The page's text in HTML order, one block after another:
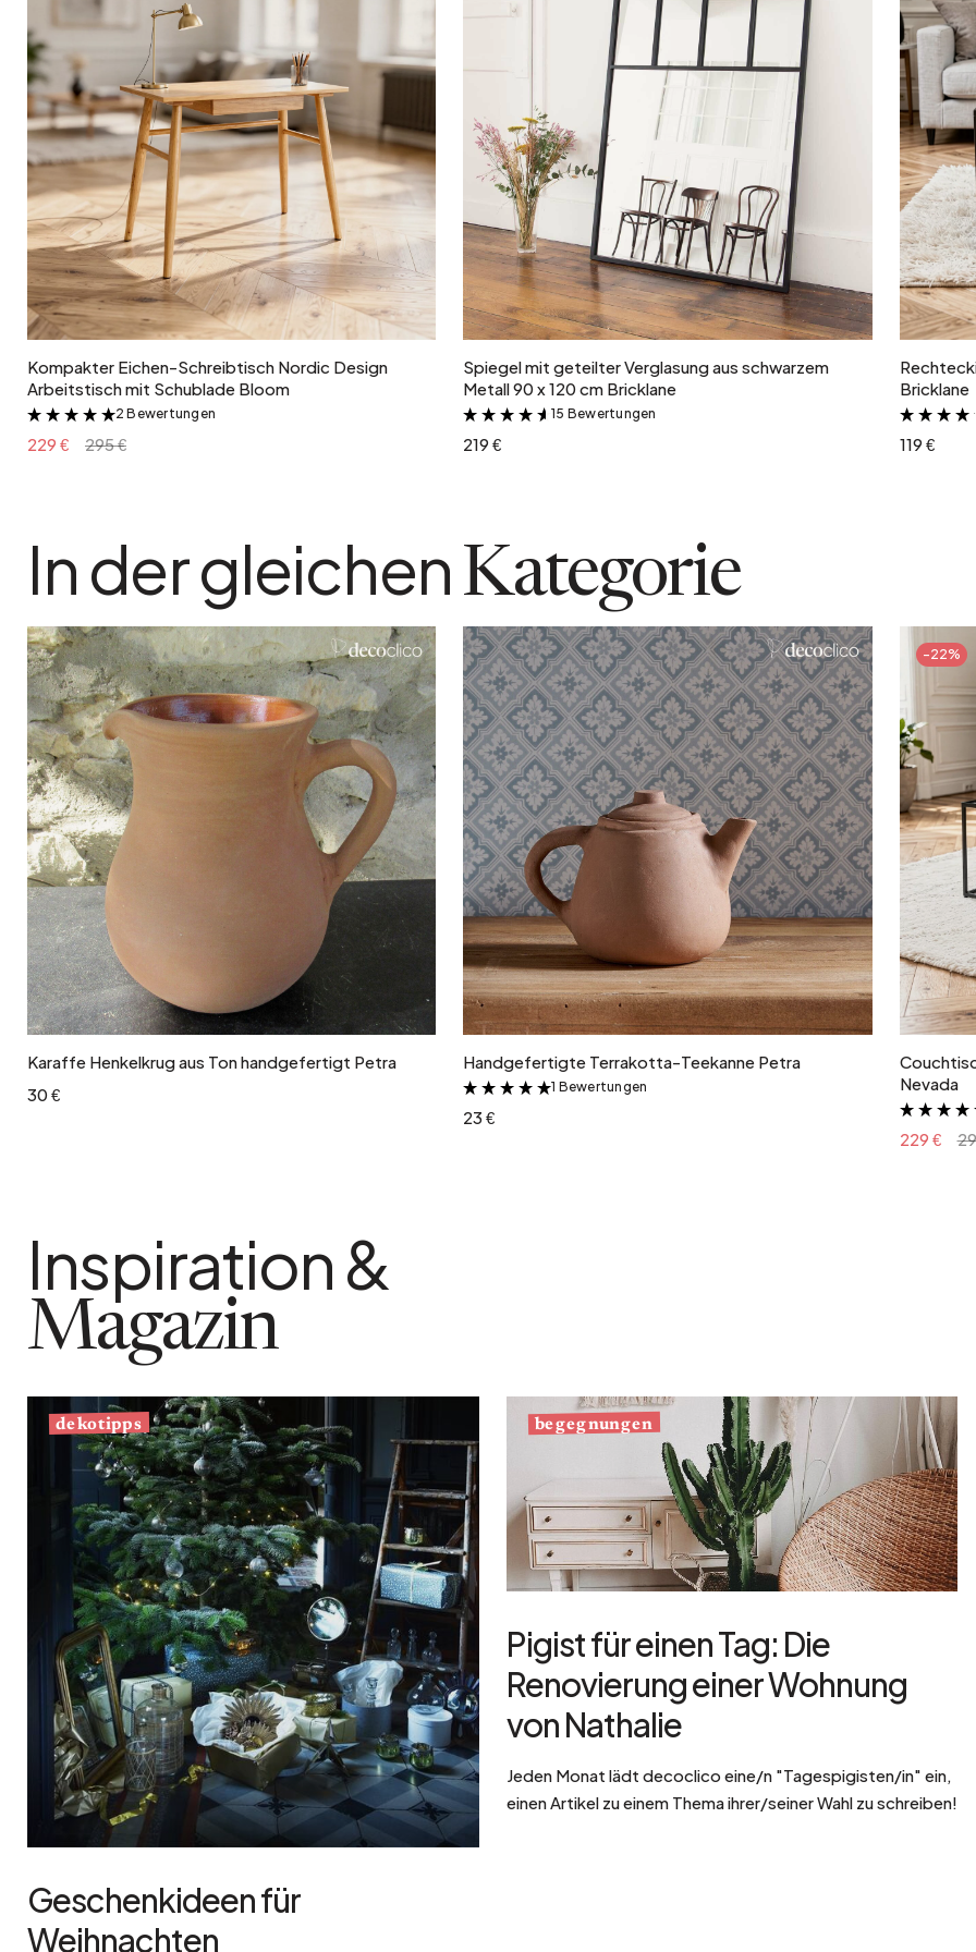
Paketgewicht
2 kg
Herstellungsart
Mundgeblasen
In den Warenkorb
Kompakter Eichen-Schreibtisch Nordic Design
Arbeitstisch mit Schublade Bloom
&
2 Bewertungen
229 € 295 €
In den Warenkorb
Spiegel mit geteilter Verglasung aus schwarzem
Metall 90 x 120 cm Bricklane
&
15 Bewertungen
219 €
Bricklane
119 €
In der gleichen Kategorie
In den Warenkorb
Karaffe Henkelkrug aus Ton handgefertigt Petra
30 €
In den Warenkorb
Handgefertigte Terrakotta-Teekanne Petra
&
1 Bewertungen
23 €
-22%
Nevada
229 €
Inspiration &
Magazin
dekotipps
Geschenkideen für
Weihnachten
begegnungen
Pigist für einen Tag: Die
Renovierung einer Wohnung
von Nathalie
Jeden Monat lädt decoclico eine/n "Tagespigisten/in" ein,
einen Artikel zu einem Thema ihrer/seiner Wahl zu schreiben!